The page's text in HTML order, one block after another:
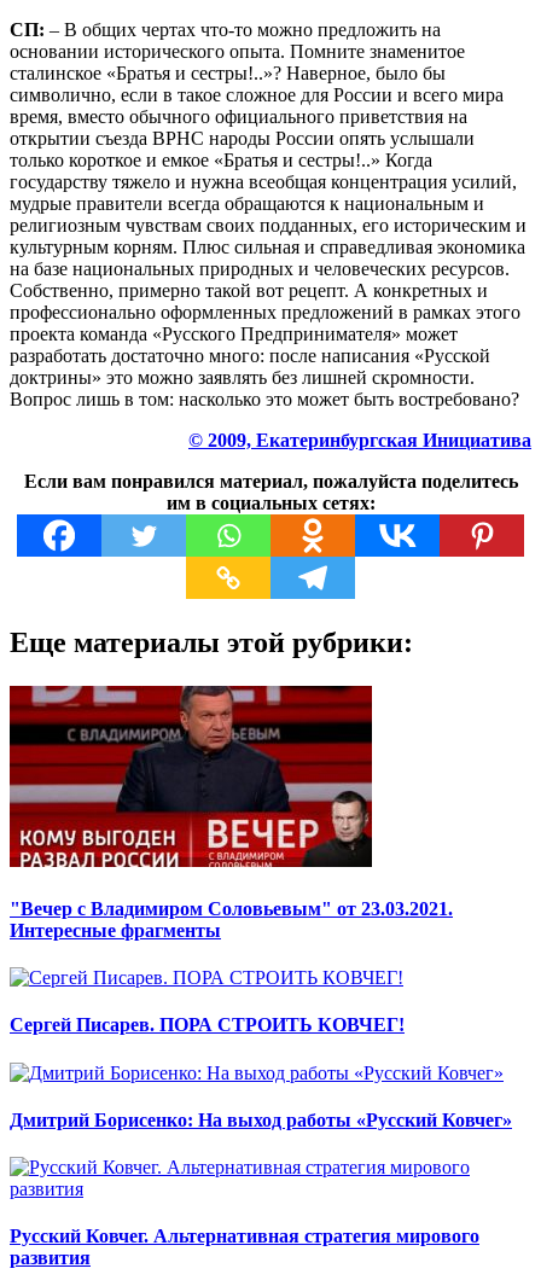
СП: – В общих чертах что-то можно предложить на
основании исторического опыта. Помните знаменитое
сталинское «Братья и сестры!..»? Наверное, было бы
символично, если в такое сложное для России и всего мира
время, вместо обычного официального приветствия на
открытии съезда ВРНС народы России опять услышали
только короткое и емкое «Братья и сестры!..» Когда
государству тяжело и нужна всеобщая концентрация усилий,
мудрые правители всегда обращаются к национальным и
религиозным чувствам своих подданных, его историческим и
культурным корням. Плюс сильная и справедливая экономика
на базе национальных природных и человеческих ресурсов.
Собственно, примерно такой вот рецепт. А конкретных и
профессионально оформленных предложений в рамках этого
проекта команда «Русского Предпринимателя» может
разработать достаточно много: после написания «Русской
доктрины» это можно заявлять без лишней скромности.
Вопрос лишь в том: насколько это может быть востребовано?
© 2009, Екатеринбургская Инициатива
Если вам понравился материал, пожалуйста поделитесь
им в социальных сетях:
Еще материалы этой рубрики:
"Вечер с Владимиром Соловьевым" от 23.03.2021.
Интересные фрагменты
Сергей Писарев. ПОРА СТРОИТЬ КОВЧЕГ!
Дмитрий Борисенко: На выход работы «Русский Ковчег»
Русский Ковчег. Альтернативная стратегия мирового
развития